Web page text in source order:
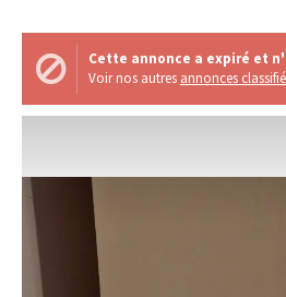
Cette annonce a expiré et
Voir nos autres annonces